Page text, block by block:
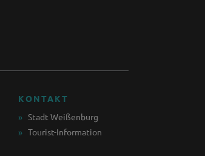
KONTAKT
Stadt Weißenburg
Tourist-Information